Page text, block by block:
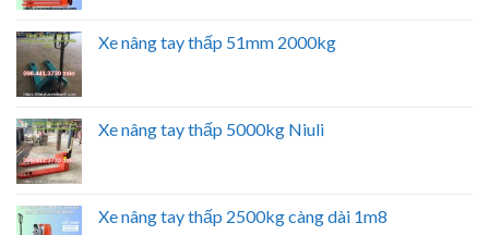
Xe nâng tay thấp 51mm 2000kg
Xe nâng tay thấp 5000kg Niuli
Xe nâng tay thấp 2500kg càng dài 1m8